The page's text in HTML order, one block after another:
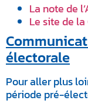
La note de
Le site de la
électorale
Pour aller plus
période pré-